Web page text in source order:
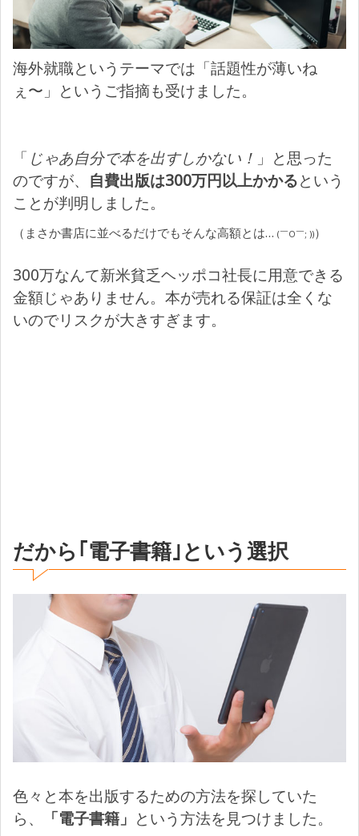
海外就職というテーマでは「話題性が薄いね
ぇ〜」というご指摘も受けました。
「 じゃあ自分で本を出すしかない！ 」と思った
のですが、 自費出版は300万円以上かかるという
ことが判明しました。
（まさか書店に並べるだけでもそんな高額とは… (￣O￣; ))）
300万なんて新米貧乏ヘッポコ社長に用意できる
金額じゃありません。本が売れる保証は全くな
いのでリスクが大きすぎます。
だから｢電子書籍｣という選択
色々と本を出版するための方法を探していた
ら、
「電子書籍」 という方法を見つけました。